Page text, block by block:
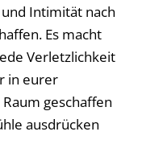
Intimität nach
Es macht
Verletzlichkeit
in eurer
geschaffen
ausdrücken